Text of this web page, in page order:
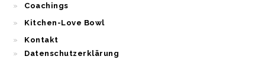
Coachings
Kitchen-Love Bowl
Kontakt
Datenschutzerklärung